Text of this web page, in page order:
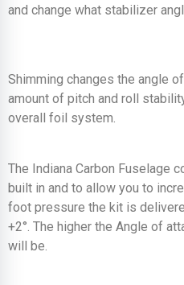
and change what stabilizer
Shimming changes the angle
amount of pitch and roll
overall foil system.
The Indiana Carbon Fuselage
built in and to allow you to
foot pressure the kit is
+2°. The higher the Angle of
will be.